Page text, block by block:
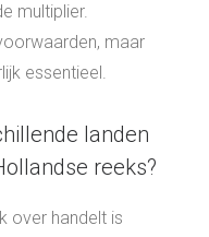
multiplier.
maar
essentieel.
landen
reeks?
over handelt is